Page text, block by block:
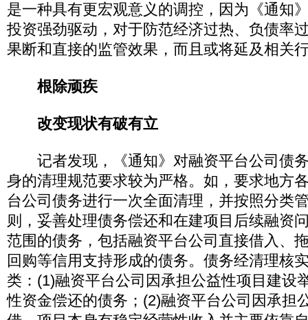
是一种具有更宏观意义的调控，因为《通知
投资强劲驱动，对于防范经济过热、负债率
果断和直接的监管效果，而且或将延及相关
根除顽疾
改变现状有破有立
记者发现，《通知》对融资平台公司债
身的清理规范要求较为严格。如，要求地方
台公司债务进行一次全面清理，并按照分类
则，妥善处理债务偿还和在建项目后续融资
范围的债务，包括融资平台公司直接借入、
回购等信用支持形成的债务。债务经清理核
类：(1)融资平台公司因承担公益性项目建设
性资金偿还的债务；(2)融资平台公司因承担